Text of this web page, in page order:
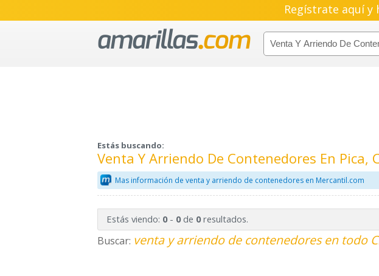
Regístrate aquí y
Estás buscando:
Venta Y Arriendo De Contenedores En Pica,
Mas información de venta y arriendo de contenedores en Mercantil.com
Estás viendo: 0- 0de 0resultados.
Buscar: venta y arriendo de contenedores en todo